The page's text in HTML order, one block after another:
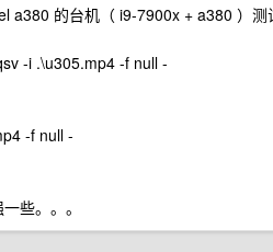
a380 的台机（ i9-7900x + a380 ）测
-i .\u305.mp4 -f null -
-f null -
些。。。